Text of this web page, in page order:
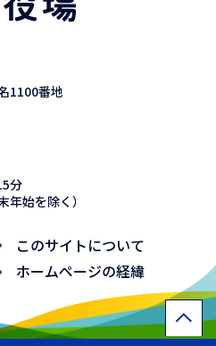
1100番地
分
年始を除く）
このサイトについて
ホームページの経緯